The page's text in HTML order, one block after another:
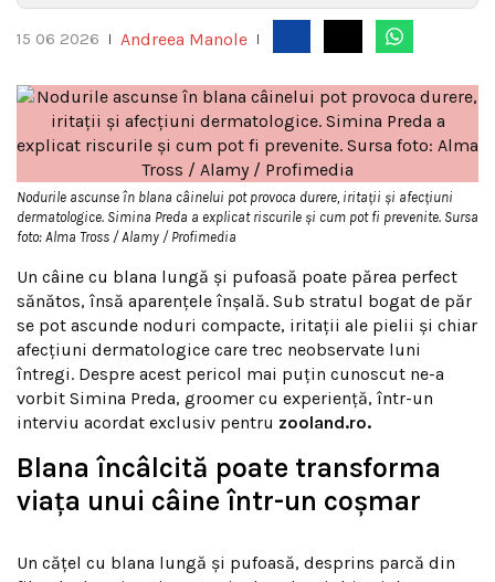
15 06 2026 Andreea Manole
Nodurile ascunse în blana câinelui pot provoca durere, iritații și afecțiuni
dermatologice. Simina Preda a explicat riscurile și cum pot fi prevenite. Sursa
foto: Alma Tross / Alamy / Profimedia
Un câine cu blana lungă și pufoasă poate părea perfect
sănătos, însă aparențele înșală. Sub stratul bogat de păr
se pot ascunde noduri compacte, iritații ale pielii și chiar
afecțiuni dermatologice care trec neobservate luni
întregi. Despre acest pericol mai puțin cunoscut ne-a
vorbit Simina Preda, groomer cu experiență, într-un
interviu acordat exclusiv pentru zooland.ro.
Blana încâlcită poate transforma
viața unui câine într-un coșmar
Un cățel cu blana lungă și pufoasă, desprins parcă din